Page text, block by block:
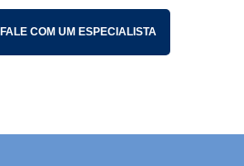
FALE COM UM ESPECIALISTA